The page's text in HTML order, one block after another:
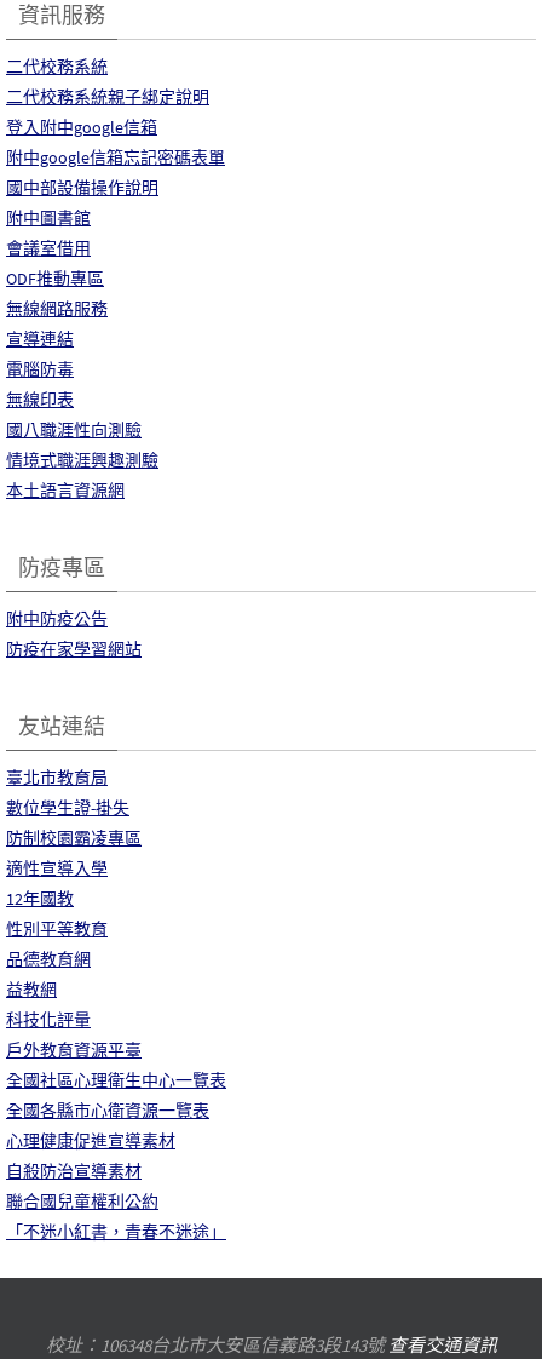
資訊服務
二代校務系統
二代校務系統親子綁定說明
登入附中google信箱
附中google信箱忘記密碼表單
國中部設備操作說明
附中圖書館
會議室借用
ODF推動專區
無線網路服務
宣導連結
電腦防毒
無線印表
國八職涯性向測驗
情境式職涯興趣測驗
本土語言資源網
防疫專區
附中防疫公告
防疫在家學習網站
友站連結
臺北市教育局
數位學生證-掛失
防制校園霸凌專區
適性宣導入學
12年國教
性別平等教育
品德教育網
益教網
科技化評量
戶外教育資源平臺
全國社區心理衛生中心一覽表
全國各縣市心衛資源一覽表
心理健康促進宣導素材
自殺防治宣導素材
聯合國兒童權利公約
「不迷小紅書，青春不迷途」
校址：106348台北市大安區信義路3段143號查看交通資訊